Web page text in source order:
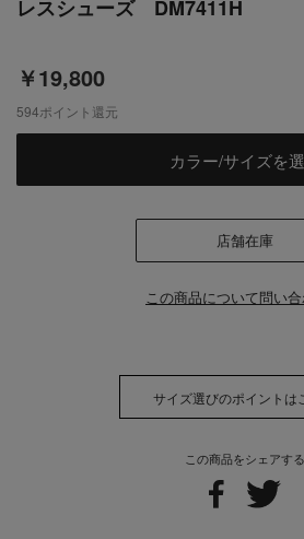
レスシューズ DM7411H
￥19,800
この商品をシェアする
594ポイント還元
カラー/サイズを
店舗在庫
この商品について問い
サイズ選びのポイントは